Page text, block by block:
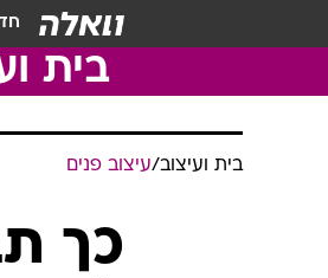
בית
בית ועיצוב/עיצוב פנים
כך